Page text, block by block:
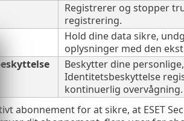
Registrerer og stopper
registrering.
Hold dine data sikre,
oplysninger med den
Beskytter dine
Identitetsbeskyttelse
kontinuerlig overvågning.
abonnement for at sikre, at ESET